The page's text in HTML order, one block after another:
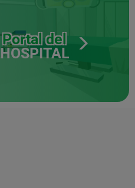
Portal del
HOSPITAL